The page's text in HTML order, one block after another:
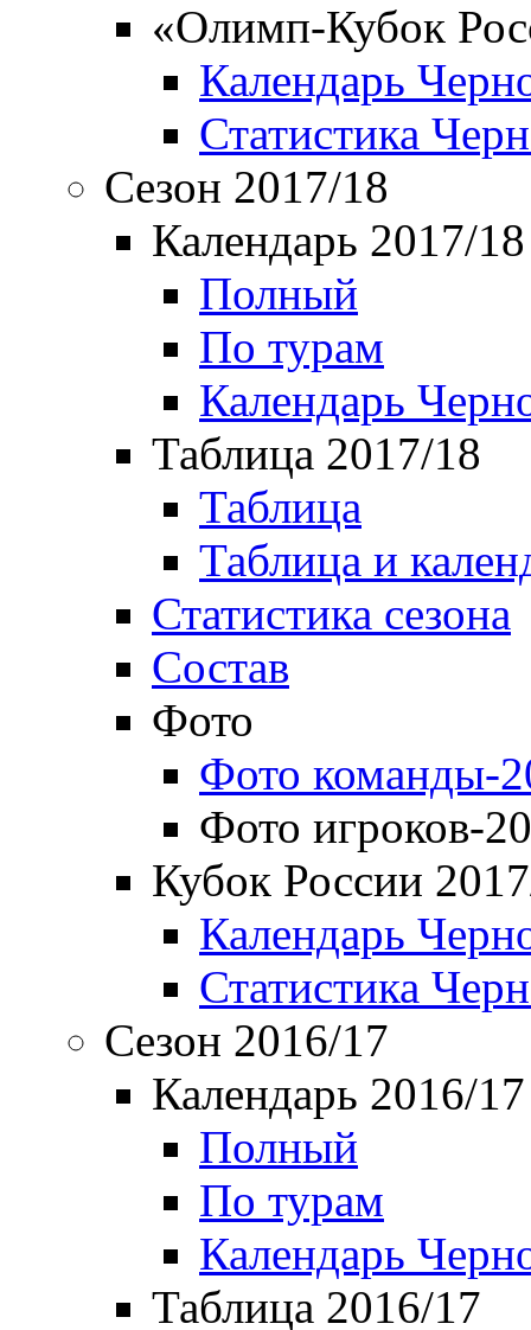
«Олимп-Кубок
Календарь
Статистика
Сезон 2017/18
Календарь 2017/18
Полный
По турам
Календарь
Таблица 2017/18
Таблица
Таблица и
Статистика сезона
Состав
Фото
Фото команды-
Фото игроков-
Кубок России
Календарь
Статистика
Сезон 2016/17
Календарь 2016/17
Полный
По турам
Календарь
Таблица 2016/17